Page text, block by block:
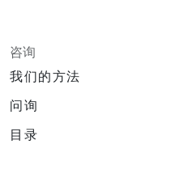
咨询
我们的方法
问询
目录